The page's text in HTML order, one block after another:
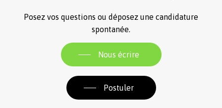
Posez vos questions ou déposez une candidature
spontanée.
Nous écrire
Postuler